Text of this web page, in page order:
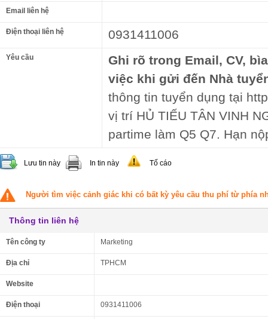
Email liên hệ
Điện thoại liên hệ 0931411006
Yêu cầu
Ghi rõ trong Email, CV,
việc khi gửi đến Nhà
thông tin tuyển dụng tại
vị trí HỦ TIẾU TÂN VINH
partime làm Q5 Q7. Hạn
Lưu tin này In tin này Tố cáo
Người tìm việc cảnh giác khi có bất kỳ yêu cầu thu phí từ phía
Thông tin liên hệ
Tên công ty Marketing
Địa chỉ TPHCM
Website
Điện thoại 0931411006